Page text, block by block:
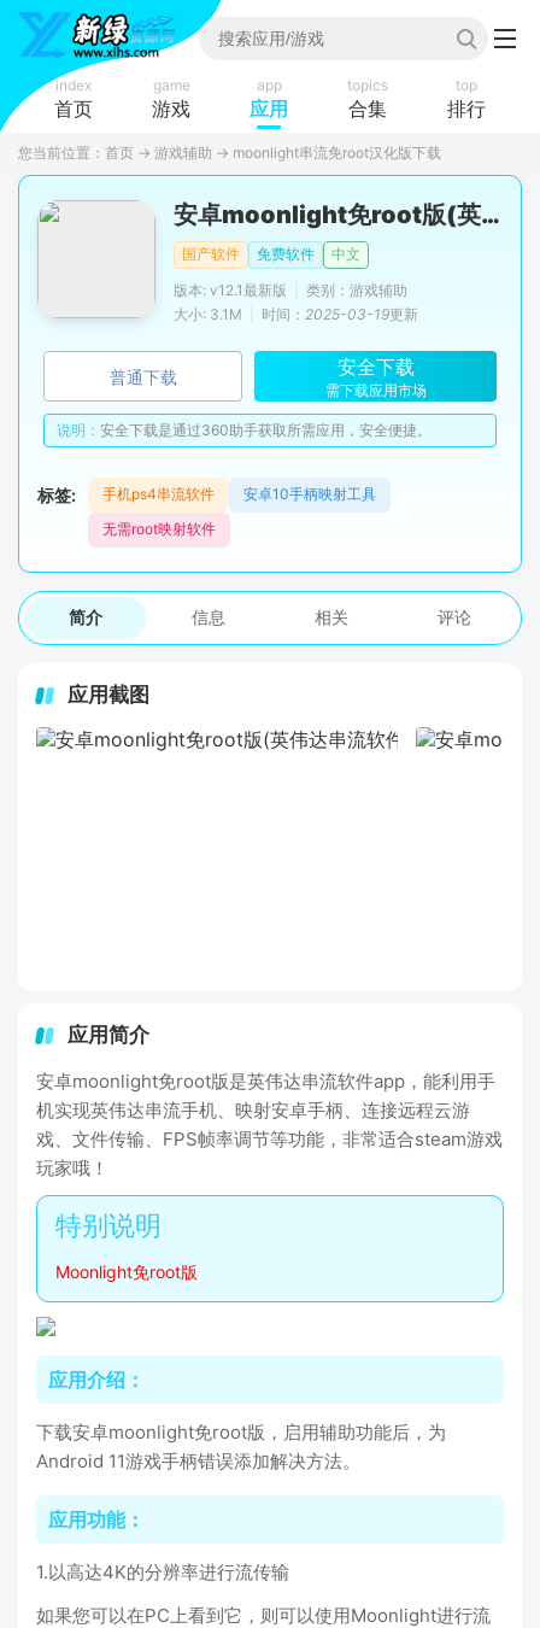
index
首页
game
游戏
app
应用
topics
合集
top
排行
您当前位置： 首页 → 游戏辅助 → moonlight串流免root汉化版下载
安卓moonlight免root版(英伟达串流软件app)
国产软件 免费软件
中文
版本: v12.1最新版
类别：游戏辅助
大小: 3.1M
时间： 2025-03-19更新
普通下载 安全下载
需下载应用市场
说明： 安全下载是通过360助手获取所需应用，安全便捷。
标签: 手机ps4串流软件
安卓10手柄映射工具
无需root映射软件
简介 信息 相关 评论
应用截图
应用简介
安卓moonlight免root版是英伟达串流软件app，能利用手
机实现英伟达串流手机、映射安卓手柄、连接远程云游
戏、文件传输、FPS帧率调节等功能，非常适合steam游戏
玩家哦！
Moonlight免root版
应用介绍：
下载安卓moonlight免root版，启用辅助功能后，为
Android 11游戏手柄错误添加解决方法。
应用功能：
1.以高达4K的分辨率进行流传输
如果您可以在PC上看到它，则可以使用Moonlight进行流